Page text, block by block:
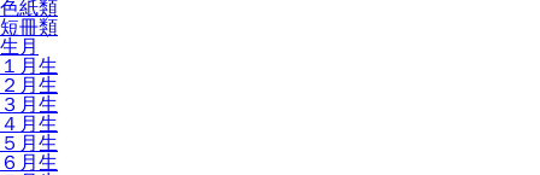
色紙類
短冊類
生月
１月生
２月生
３月生
４月生
５月生
６月生